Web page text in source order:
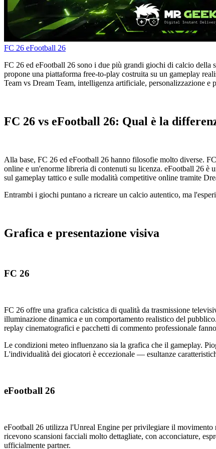
FC 26 eFootball 26
FC 26 ed eFootball 26 sono i due più grandi giochi di calcio della
propone una piattaforma free-to-play costruita su un gameplay
Team vs Dream Team, intelligenza artificiale, personalizzazione
FC 26 vs eFootball 26: Qual è la
Alla base, FC 26 ed eFootball 26 hanno filosofie molto diverse.
online e un'enorme libreria di contenuti su licenza. eFootball 26 è
sul gameplay tattico e sulle modalità competitive online tramite
Entrambi i giochi puntano a ricreare un calcio autentico, ma
Grafica e presentazione visiva
FC 26
FC 26 offre una grafica calcistica di qualità da trasmissione
illuminazione dinamica e un comportamento realistico del
replay cinematografici e pacchetti di commento professionale
Le condizioni meteo influenzano sia la grafica che il gameplay.
L'individualità dei giocatori è eccezionale — esultanze
eFootball 26
eFootball 26 utilizza l'Unreal Engine per privilegiare il
ricevono scansioni facciali molto dettagliate, con acconciature,
ufficialmente partner.